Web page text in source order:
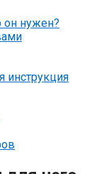
он нужен?
инструкция